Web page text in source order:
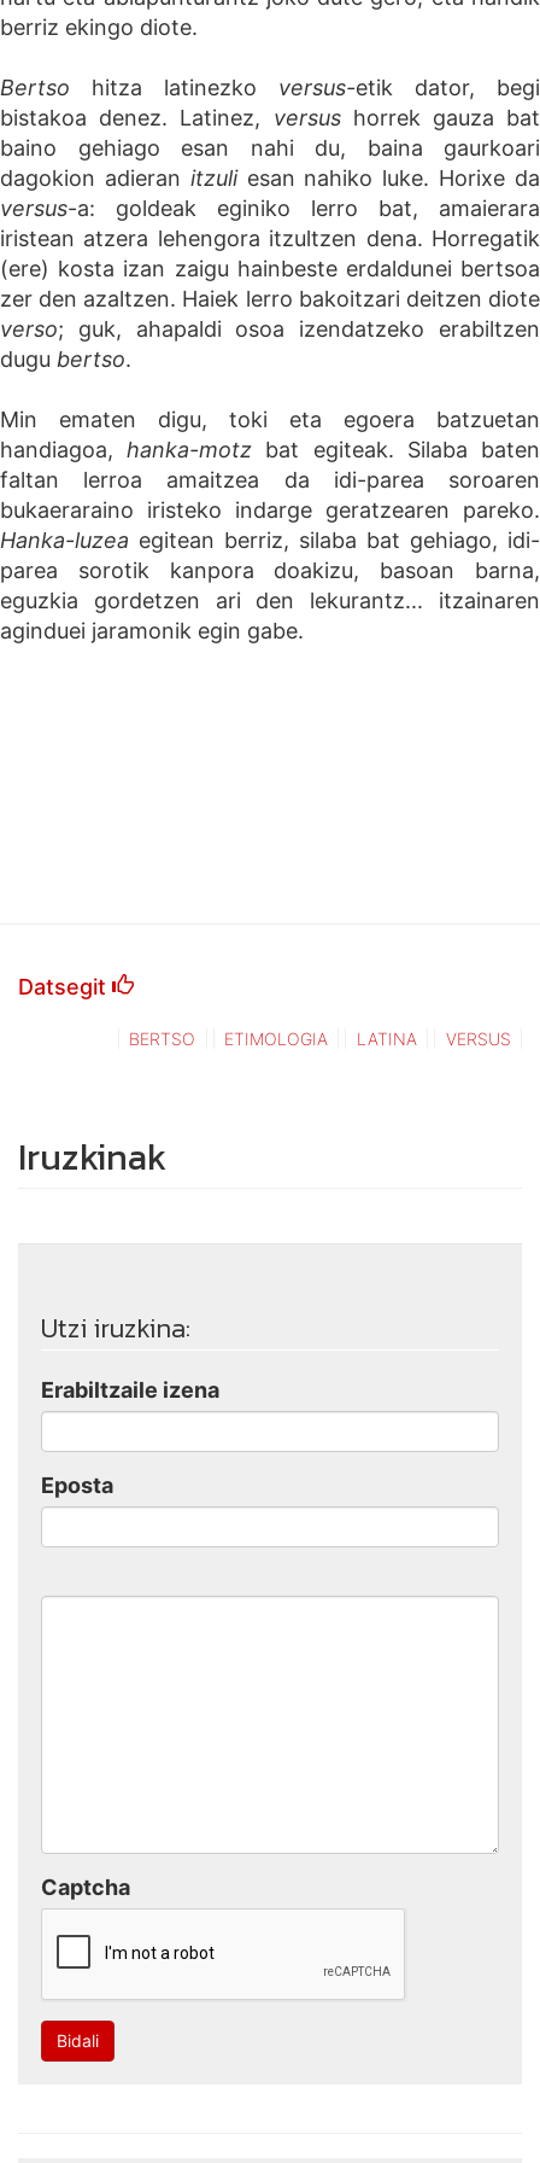
berriz ekingo diote.
Bertso hitza latinezko versus-etik dator, begi
bistakoa denez. Latinez, versushorrek gauza bat
baino gehiago esan nahi du, baina gaurkoari
dagokion adieran itzuliesan nahiko luke. Horixe da
versus-a: goldeak eginiko lerro bat, amaierara
iristean atzera lehengora itzultzen dena. Horregatik
(ere) kosta izan zaigu hainbeste erdaldunei bertsoa
zer den azaltzen. Haiek lerro bakoitzari deitzen diote
verso; guk, ahapaldi osoa izendatzeko erabiltzen
dugu bertso.
Min ematen digu, toki eta egoera batzuetan
handiagoa,hanka-motz bat egiteak. Silaba baten
faltan lerroa amaitzea da idi-parea soroaren
bukaeraraino iristeko indarge geratzearen pareko.
Hanka-luzea egitean berriz, silaba bat gehiago, idi-
parea sorotik kanpora doakizu, basoan barna,
eguzkia gordetzen ari den lekurantz... itzainaren
aginduei jaramonik egin gabe.
Datsegit
BERTSO ETIMOLOGIA LATINA VERSUS
Iruzkinak
Utzi iruzkina:
Erabiltzaile izena
Eposta
Captcha
Bidali